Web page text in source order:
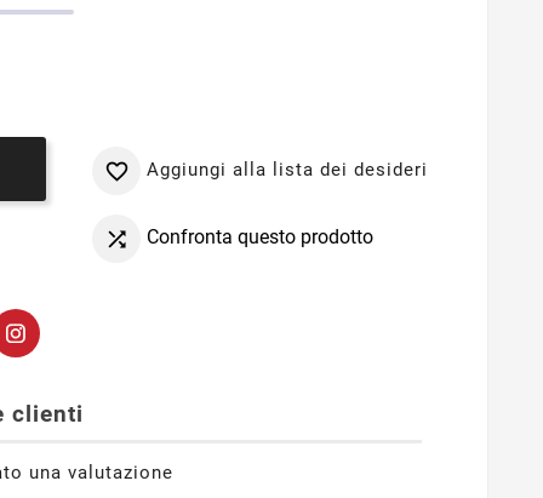
 Aggiungi alla lista dei desideri
 Confronta questo prodotto
clienti
una valutazione